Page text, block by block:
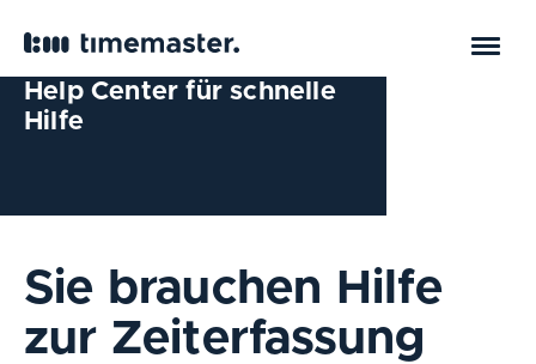
Help Center für schnelle
Hilfe
Sie brauchen Hilfe
zur Zeiterfassung